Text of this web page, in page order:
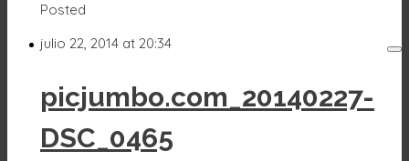
Posted
julio 22, 2014 at 20:34
picjumbo.com_20140227-
DSC_0465